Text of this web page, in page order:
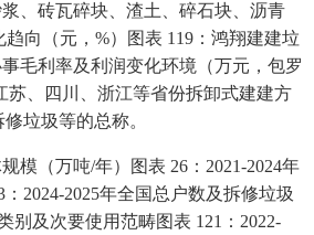
、砖瓦碎块、渣土、碎石块、沥青
向（元，%）图表 119：鸿翔建建垃
毛利率及利润变化环境（万元，包罗
苏、四川、浙江等省份拆卸式建建方
垃圾等的总称。
（万吨/年）图表 26：2021-2024年
2024-2025年全国总户数及拆修垃圾
别及次要使用范畴图表 121：2022-